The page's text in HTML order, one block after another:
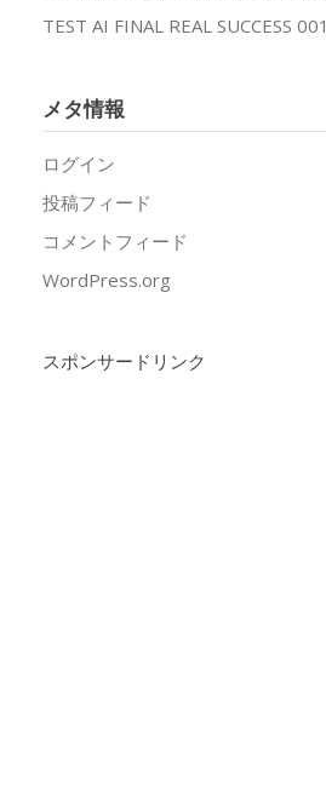
TEST AI FINAL REAL SUCCESS 001
メタ情報
ログイン
投稿フィード
コメントフィード
WordPress.org
スポンサードリンク